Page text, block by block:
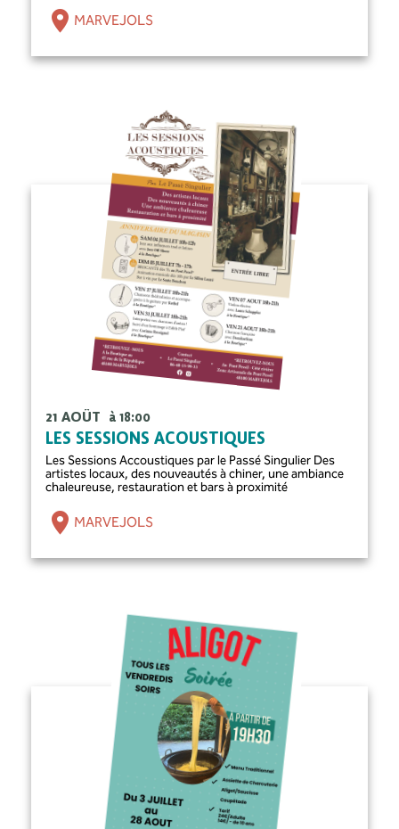
MARVEJOLS
21 AOÛT à 18:00
LES SESSIONS ACOUSTIQUES
Les Sessions Accoustiques par le Passé Singulier Des
artistes locaux, des nouveautés à chiner, une ambiance
chaleureuse, restauration et bars à proximité
MARVEJOLS